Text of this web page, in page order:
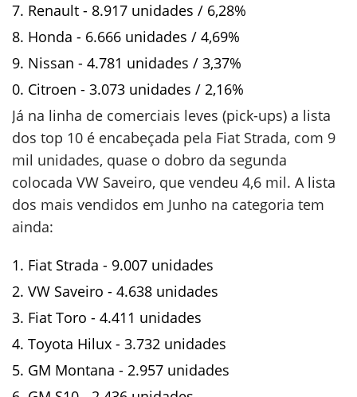
Renault - 8.917 unidades / 6,28%
Honda - 6.666 unidades / 4,69%
Nissan - 4.781 unidades / 3,37%
Citroen - 3.073 unidades / 2,16%
Já na linha de comerciais leves (pick-ups) a lista
dos top 10 é encabeçada pela Fiat Strada, com 9
mil unidades, quase o dobro da segunda
colocada VW Saveiro, que vendeu 4,6 mil. A lista
dos mais vendidos em Junho na categoria tem
ainda:
Fiat Strada - 9.007 unidades
VW Saveiro - 4.638 unidades
Fiat Toro - 4.411 unidades
Toyota Hilux - 3.732 unidades
GM Montana - 2.957 unidades